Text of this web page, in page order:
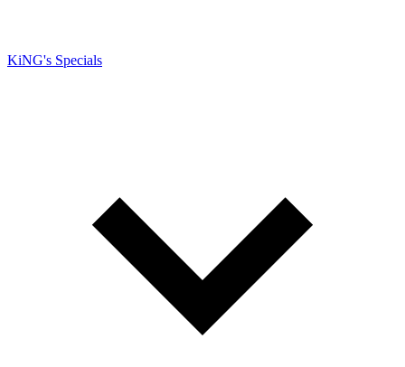
KiNG's Specials